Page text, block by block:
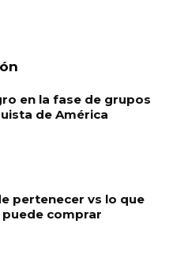
en la fase de grupos
de América
pertenecer vs lo que
comprar